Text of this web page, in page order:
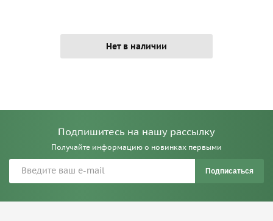
Нет в наличии
Подпишитесь на нашу рассылку
Получайте информацию о новинках первыми
Подписаться